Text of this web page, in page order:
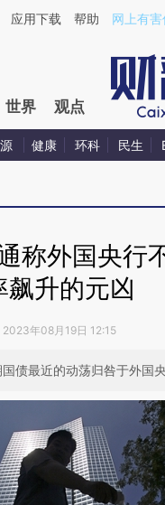
应用下载 帮助 网上有
世界 观点
健康 环科 民生
称外国央行
飙升的元凶
2023年08月19日 12:15
债最近的动荡归咎于外国